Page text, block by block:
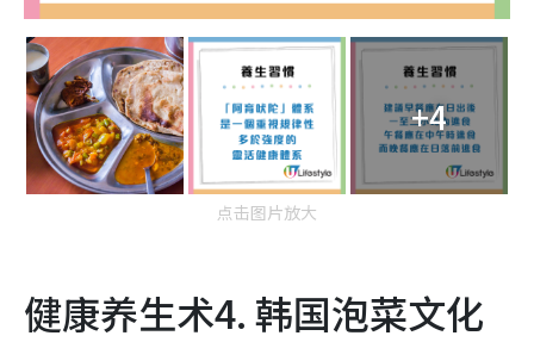
+4
点击图片放大
健康养生术4. 韩国泡菜文化